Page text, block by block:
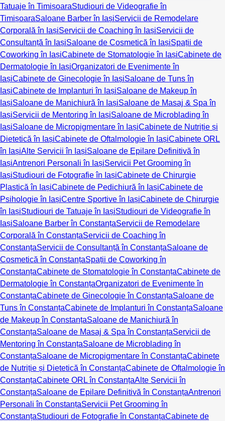
Tatuaje în TimișoaraStudiouri de Videografie în
TimișoaraSaloane Barber în IașiServicii de Remodelare
Corporală în IașiServicii de Coaching în IașiServicii de
Consultanță în IașiSaloane de Cosmetică în IașiSpații de
Coworking în IașiCabinete de Stomatologie în IașiCabinete de
Dermatologie în IașiOrganizatori de Evenimente în
IașiCabinete de Ginecologie în IașiSaloane de Tuns în
IașiCabinete de Implanturi în IașiSaloane de Makeup în
IașiSaloane de Manichiură în IașiSaloane de Masaj & Spa în
IașiServicii de Mentoring în IașiSaloane de Microblading în
IașiSaloane de Micropigmentare în IașiCabinete de Nutriție și
Dietetică în IașiCabinete de Oftalmologie în IașiCabinete ORL
în IașiAlte Servicii în IașiSaloane de Epilare Definitivă în
IașiAntrenori Personali în IașiServicii Pet Grooming în
IașiStudiouri de Fotografie în IașiCabinete de Chirurgie
Plastică în IașiCabinete de Pedichiură în IașiCabinete de
Psihologie în IașiCentre Sportive în IașiCabinete de Chirurgie
în IașiStudiouri de Tatuaje în IașiStudiouri de Videografie în
IașiSaloane Barber în ConstanțaServicii de Remodelare
Corporală în ConstanțaServicii de Coaching în
ConstanțaServicii de Consultanță în ConstanțaSaloane de
Cosmetică în ConstanțaSpații de Coworking în
ConstanțaCabinete de Stomatologie în ConstanțaCabinete de
Dermatologie în ConstanțaOrganizatori de Evenimente în
ConstanțaCabinete de Ginecologie în ConstanțaSaloane de
Tuns în ConstanțaCabinete de Implanturi în ConstanțaSaloane
de Makeup în ConstanțaSaloane de Manichiură în
ConstanțaSaloane de Masaj & Spa în ConstanțaServicii de
Mentoring în ConstanțaSaloane de Microblading în
ConstanțaSaloane de Micropigmentare în ConstanțaCabinete
de Nutriție și Dietetică în ConstanțaCabinete de Oftalmologie în
ConstanțaCabinete ORL în ConstanțaAlte Servicii în
ConstanțaSaloane de Epilare Definitivă în ConstanțaAntrenori
Personali în ConstanțaServicii Pet Grooming în
ConstanțaStudiouri de Fotografie în ConstanțaCabinete de